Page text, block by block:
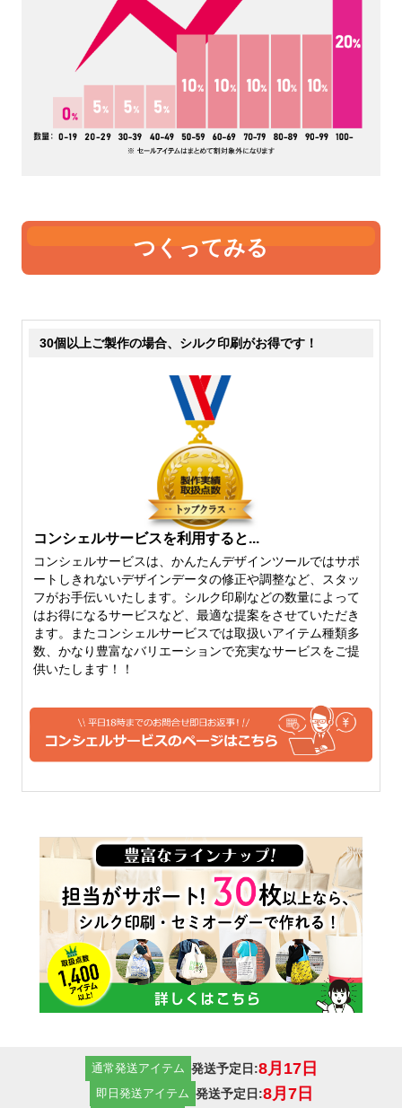
つくってみる
30個以上ご製作の場合、シルク印刷がお得です！
コンシェルサービスを利用すると...
コンシェルサービスは、かんたんデザインツールではサポ
ートしきれないデザインデータの修正や調整など、スタッ
フがお手伝いいたします。シルク印刷などの数量によって
はお得になるサービスなど、最適な提案をさせていただき
ます。またコンシェルサービスでは取扱いアイテム種類多
数、かなり豊富なバリエーションで充実なサービスをご提
供いたします！！
通常発送アイテム 発送予定日:8月17日
即日発送アイテム 発送予定日:8月7日